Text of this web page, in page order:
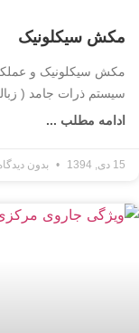
مکش سیکلونیک
مکش سیکلونیک و
سیستم ذرات جامد (
ادامه مطلب ...
15 دی, 1394 بدون